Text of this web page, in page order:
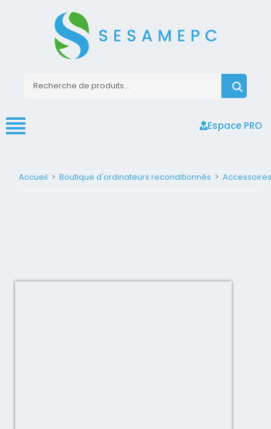
Espace PRO
Accueil > Boutique d'ordinateurs reconditionnés >